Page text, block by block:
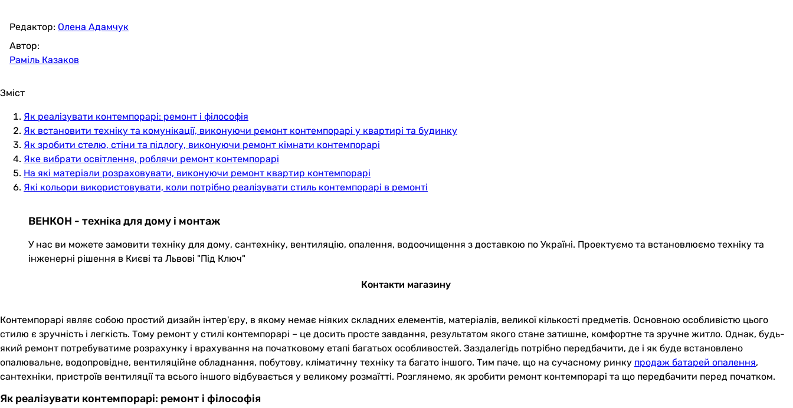
Редактор: Олена Адамчук
Автор:
Раміль Казаков
Зміст
Як реалізувати контемпорарі: ремонт і філософія
Як встановити техніку та комунікації, виконуючи ремонт контемпорарі у квартирі та будинку
Як зробити стелю, стіни та підлогу, виконуючи ремонт кімнати контемпорарі
Яке вибрати освітлення, роблячи ремонт контемпорарі
На які матеріали розраховувати, виконуючи ремонт квартир контемпорарі
Які кольори використовувати, коли потрібно реалізувати стиль контемпорарі в ремонті
ВЕНКОН - техніка для дому і монтаж
У нас ви можете замовити техніку для дому, сантехніку, вентиляцію, опалення, водоочищення з доставкою по Україні. Проектуємо та встановлюємо техніку та
інженерні рішення в Києві та Львові "Під Ключ"
Контакти магазину
Контемпорарі являє собою простий дизайн інтер'єру, в якому немає ніяких складних елементів, матеріалів, великої кількості предметів. Основною особливістю цього
стилю є зручність і легкість. Тому ремонт у стилі контемпорарі – це досить просте завдання, результатом якого стане затишне, комфортне та зручне житло. Однак, будь-
який ремонт потребуватиме розрахунку і врахування на початковому етапі багатьох особливостей. Заздалегідь потрібно передбачити, де і як буде встановлено
опалювальне, водопровідне, вентиляційне обладнання, побутову, кліматичну техніку та багато іншого. Тим паче, що на сучасному ринку продаж батарей опалення,
сантехніки, пристроїв вентиляції та всього іншого відбувається у великому розмаїтті. Розглянемо, як зробити ремонт контемпорарі та що передбачити перед початком.
Як реалізувати контемпорарі: ремонт і філософія